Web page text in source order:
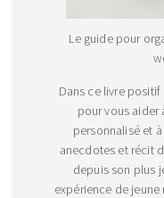
Le guide pour
Dans ce livre
pour vous aider
personnalisé et
anecdotes et récit
depuis son plus
expérience de